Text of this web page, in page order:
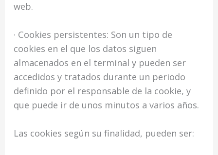
web.
· Cookies persistentes: Son un tipo de
cookies en el que los datos siguen
almacenados en el terminal y pueden ser
accedidos y tratados durante un periodo
definido por el responsable de la cookie, y
que puede ir de unos minutos a varios años.
Las cookies según su finalidad, pueden ser: